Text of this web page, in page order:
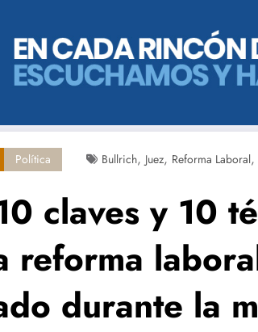
Política Bullrich, Juez, Reforma Laboral,
claves y 10
reforma
durante la